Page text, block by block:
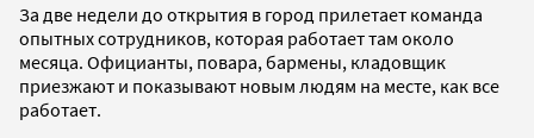
За две недели до открытия в город прилетает команда
опытных сотрудников, которая работает там около
месяца. Официанты, повара, бармены, кладовщик
приезжают и показывают новым людям на месте, как все
работает.